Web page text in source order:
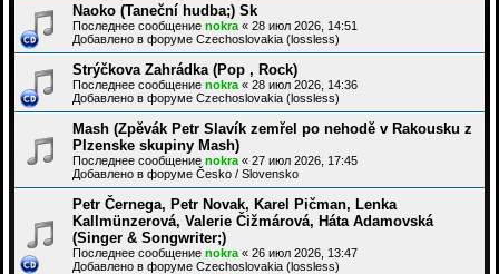
Naoko (Taneční hudba;) Sk
Последнее сообщение nokra « 28 июл 2026, 14:51
Добавлено в форуме Czechoslovakia (lossless)
Strýčkova Zahrádka (Pop , Rock)
Последнее сообщение nokra « 28 июл 2026, 14:36
Добавлено в форуме Czechoslovakia (lossless)
Mash (Zpěvák Petr Slavík zemřel po nehodě v Rakousku z
Plzenske skupiny Mash)
Последнее сообщение nokra « 27 июл 2026, 17:45
Добавлено в форуме Česko / Slovensko
Petr Černega, Petr Novak, Karel Pičman, Lenka
Kallmünzerová, Valerie Čižmárová, Háta Adamovská
(Singer & Songwriter;)
Последнее сообщение nokra « 26 июл 2026, 13:47
Добавлено в форуме Czechoslovakia (lossless)